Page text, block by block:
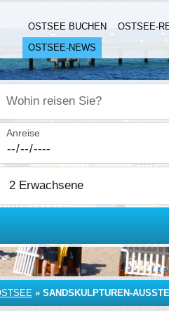
OSTSEE BUCHEN OSTSEE-
OSTSEE-NEWS
Wohin reisen Sie?
Anreise
» SANDSKULPTUREN-